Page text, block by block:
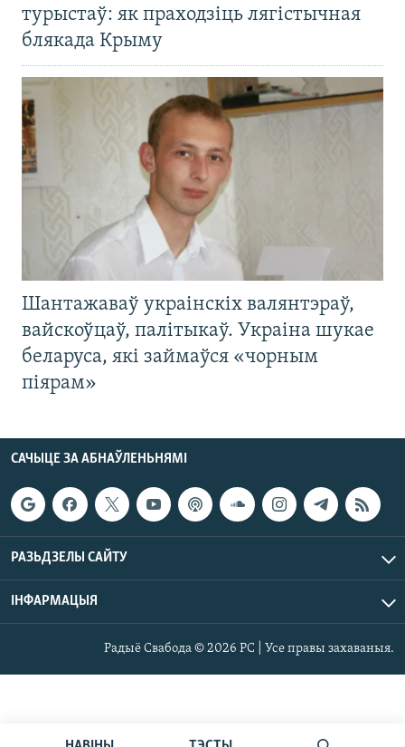
турыстаў: як праходзіць лягістычная
блякада Крыму
Шантажаваў украінскіх валянтэраў,
вайскоўцаў, палітыкаў. Украіна шукае
беларуса, які займаўся «чорным
піярам»
САЧЫЦЕ ЗА АБНАЎЛЕНЬНЯМІ
РАЗЬДЗЕЛЫ САЙТУ
ІНФАРМАЦЫЯ
Радыё Свабода © 2026 РС | Усе правы захаваныя.